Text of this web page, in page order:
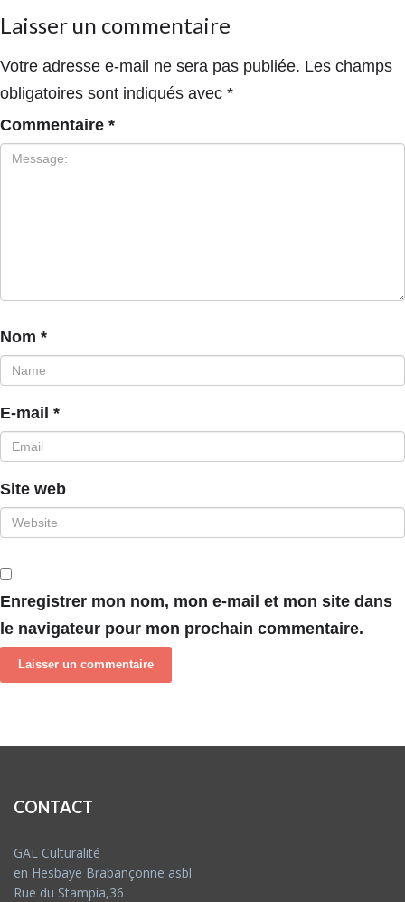
Laisser un commentaire
Votre adresse e-mail ne sera pas publiée. Les champs
obligatoires sont indiqués avec *
Commentaire *
Nom *
E-mail *
Site web
Enregistrer mon nom, mon e-mail et mon site dans
le navigateur pour mon prochain commentaire.
CONTACT
GAL Culturalité
en Hesbaye Brabançonne asbl
Rue du Stampia,36